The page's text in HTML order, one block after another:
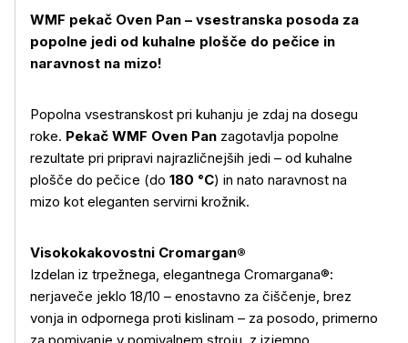
WMF pekač Oven Pan – vsestranska posoda za
popolne jedi od kuhalne plošče do pečice in
naravnost na mizo!
Popolna vsestranskost pri kuhanju je zdaj na dosegu
roke. Pekač WMF Oven Pan zagotavlja popolne
rezultate pri pripravi najrazličnejših jedi – od kuhalne
plošče do pečice (do 180 °C) in nato naravnost na
mizo kot eleganten servirni krožnik.
Visokokakovostni Cromargan®
Izdelan iz trpežnega, elegantnega Cromargana®:
nerjaveče jeklo 18/10 – enostavno za čiščenje, brez
vonja in odpornega proti kislinam – za posodo, primerno